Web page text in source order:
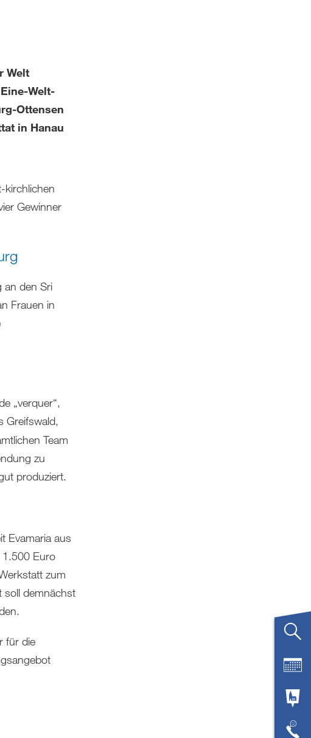
Welt
Welt-
Ottensen
in Hanau
kirchlichen
Gewinner
an den Sri
Frauen in
„verquer“,
Greifswald,
Team
zu
produziert.
Evamaria aus
1.500 Euro
zum
soll demnächst
für die